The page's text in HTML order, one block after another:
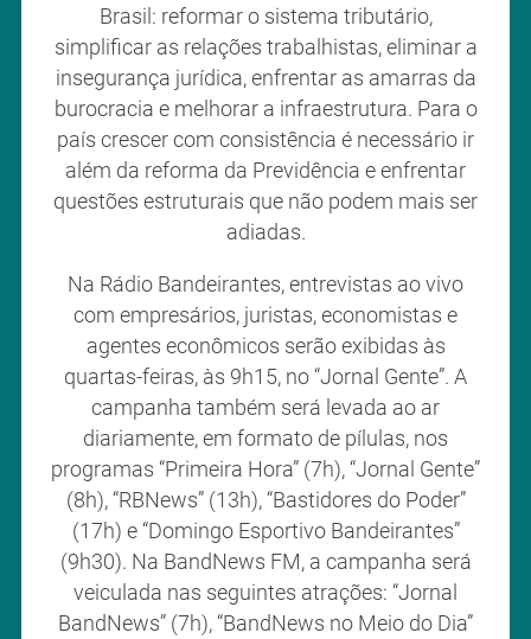
Brasil: reformar o sistema tributário,
simplificar as relações trabalhistas, eliminar a
insegurança jurídica, enfrentar as amarras da
burocracia e melhorar a infraestrutura. Para o
país crescer com consistência é necessário ir
além da reforma da Previdência e enfrentar
questões estruturais que não podem mais ser
adiadas.
Na Rádio Bandeirantes, entrevistas ao vivo
com empresários, juristas, economistas e
agentes econômicos serão exibidas às
quartas-feiras, às 9h15, no “Jornal Gente”. A
campanha também será levada ao ar
diariamente, em formato de pílulas, nos
programas “Primeira Hora” (7h), “Jornal Gente”
(8h), “RBNews” (13h), “Bastidores do Poder”
(17h) e “Domingo Esportivo Bandeirantes”
(9h30). Na BandNews FM, a campanha será
veiculada nas seguintes atrações: “Jornal
BandNews” (7h), “BandNews no Meio do Dia”